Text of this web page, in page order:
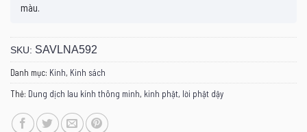
màu.
SKU: SAVLNA592
Danh mục: Kinh, Kinh sách
Thẻ: Dung dịch lau kính thông minh, kinh phật, lời phật dậy